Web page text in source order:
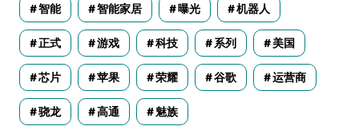
智能 智能家居 曝光 机器人
正式 游戏 科技 系列 美国
芯片 苹果 荣耀 谷歌 运营商
骁龙 高通 魅族